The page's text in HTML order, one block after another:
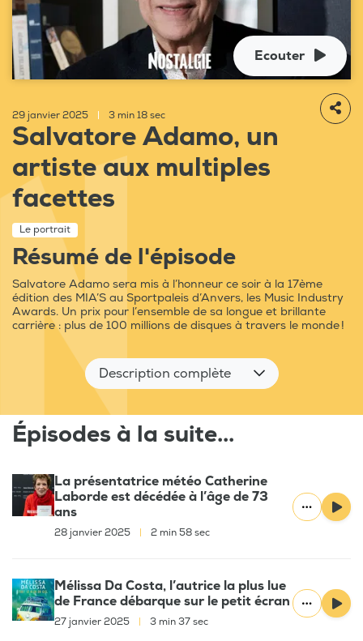
Ecouter
29 janvier 2025 3 min 18 sec
Salvatore Adamo, un
artiste aux multiples
facettes
Le portrait
Résumé de l'épisode
Salvatore Adamo sera mis à l’honneur ce soir à la 17ème
édition des MIA’S au Sportpaleis d’Anvers, les Music Industry
Awards. Un prix pour l’ensemble de sa longue et brillante
carrière : plus de 100 millions de disques à travers le monde !
Description complète
Épisodes à la suite...
La présentatrice météo Catherine
Laborde est décédée à l’âge de 73
ans
28 janvier 2025 2 min 58 sec
Mélissa Da Costa, l’autrice la plus lue
de France débarque sur le petit écran
27 janvier 2025 3 min 37 sec